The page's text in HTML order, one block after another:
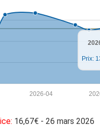
2026-04
Prix:
16,67€ - 26 mars 2026